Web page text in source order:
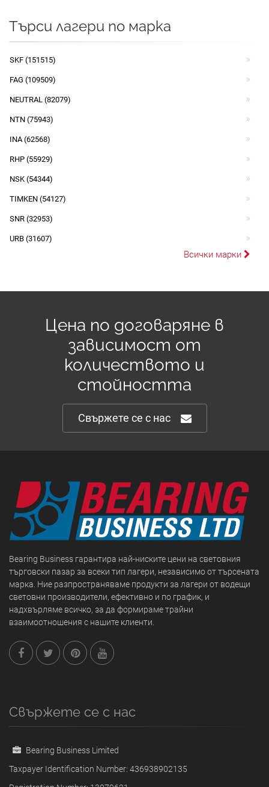
Търси лагери по марка
SKF (151515)
FAG (109509)
NEUTRAL (82079)
NTN (75943)
INA (62568)
RHP (55929)
NSK (54344)
TIMKEN (54127)
SNR (32953)
URB (31607)
Всички марки
Цена по договаряне в
зависимост от
количеството и
стойността
Свържете се с нас
Bearing Business гарантира най-ниските цени на световния
търговски пазар за всеки тип лагери, независимо от търсената
марка. Ние разпространяваме продукти за лагери от водещи
световни производители, ефективно и по график, и
надхвърляме всичко, за да формираме трайни
взаимоотношения с нашите клиенти.
Свържете се с нас
Bearing Business Limited
Taxpayer Identification Number: 436938902135